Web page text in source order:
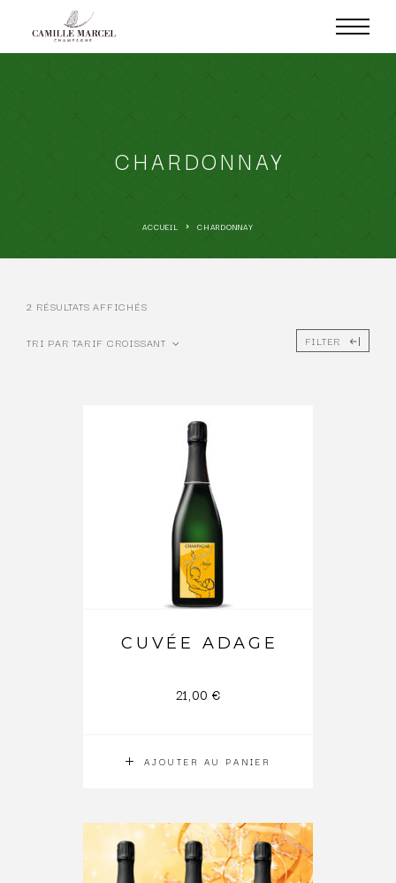
CHARDONNAY
ACCUEIL CHARDONNAY
2 RÉSULTATS AFFICHÉS
TRI PAR TARIF CROISSANT FILTER
AJOUTER AU PANIER
CUVÉE ADAGE
21,00 €